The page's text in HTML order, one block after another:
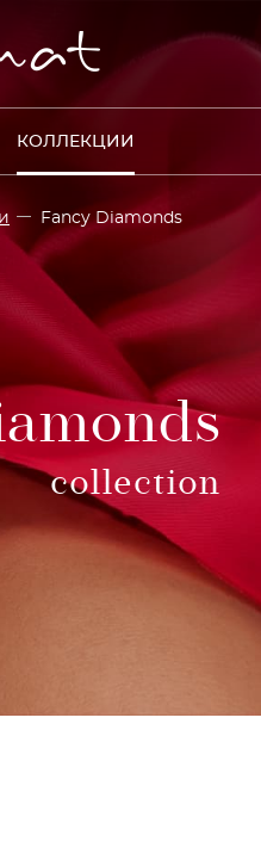
КОЛЛЕКЦИИ
Fancy Diamonds
collection